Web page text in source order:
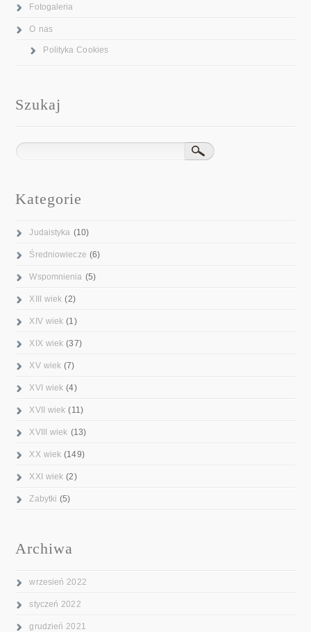
Fotogaleria
O nas
Polityka Cookies
Szukaj
Kategorie
Judaistyka (10)
Średniowiecze (6)
Wspomnienia (5)
XIII wiek (2)
XIV wiek (1)
XIX wiek (37)
XV wiek (7)
XVI wiek (4)
XVII wiek (11)
XVIII wiek (13)
XX wiek (149)
XXI wiek (2)
Zabytki (5)
Archiwa
wrzesień 2022
styczeń 2022
grudzień 2021